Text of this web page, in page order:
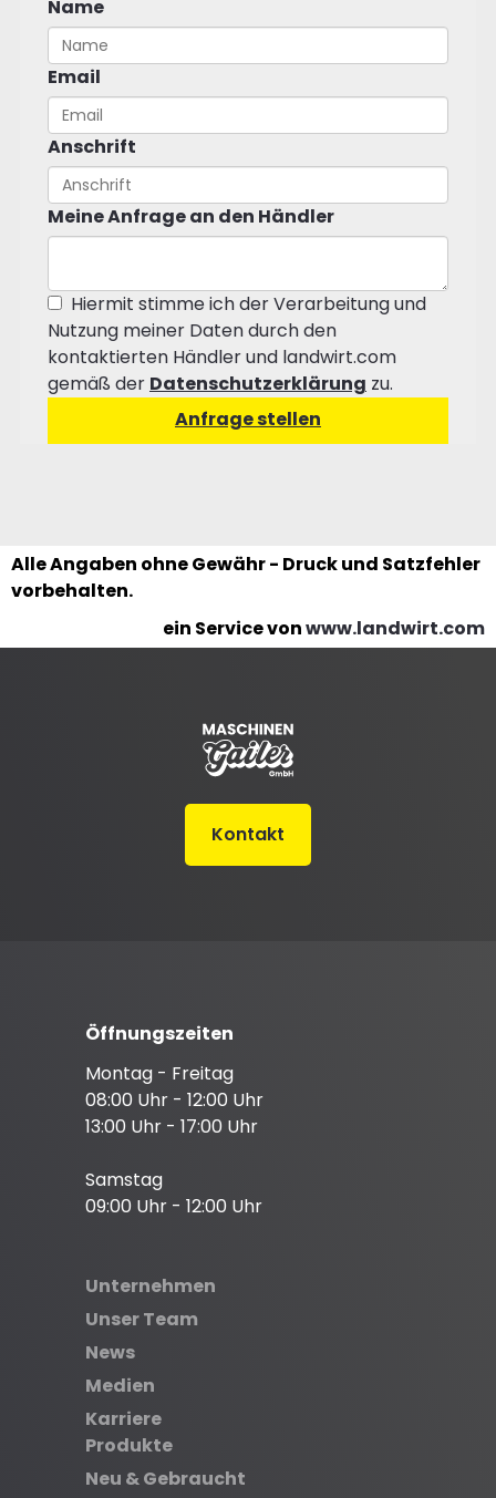
Name
Email
Anschrift
Meine Anfrage an den Händler
Hiermit stimme ich der Verarbeitung und
Nutzung meiner Daten durch den
kontaktierten Händler und landwirt.com
gemäß der Datenschutzerklärung zu.
Alle Angaben ohne Gewähr - Druck und Satzfehler
vorbehalten.
ein Service vonwww.landwirt.com
Kontakt
Öffnungszeiten
Montag - Freitag
08:00 Uhr - 12:00 Uhr
13:00 Uhr - 17:00 Uhr
Samstag
09:00 Uhr - 12:00 Uhr
Unternehmen
Unser Team
News
Medien
Karriere
Produkte
Neu & Gebraucht